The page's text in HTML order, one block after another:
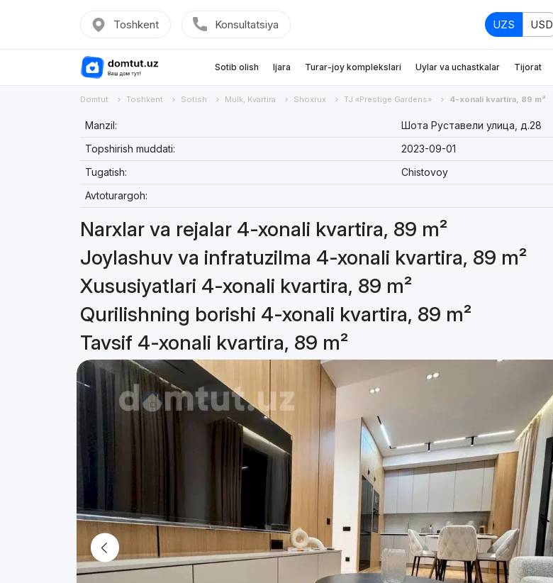
Toshkent Konsultatsiya UZS USD
Sotib olish Ijara Turar-joy komplekslari Uylar va uchastkalar Tijorat
Domtut Toshkent Sotish Mulk, Kvartira Shoxrux TJ «Prestige Gardens» 4-xonali kvartira, 89 m²
Manzil:
Шота Руставели улица, д.28
Topshirish muddati:
2023-09-01
Tugatish:
Chistovoy
Avtoturargoh:
Narxlar va rejalar 4-xonali kvartira, 89 m²
Joylashuv va infratuzilma 4-xonali kvartira, 89 m²
Xususiyatlari 4-xonali kvartira, 89 m²
Qurilishning borishi 4-xonali kvartira, 89 m²
Tavsif 4-xonali kvartira, 89 m²